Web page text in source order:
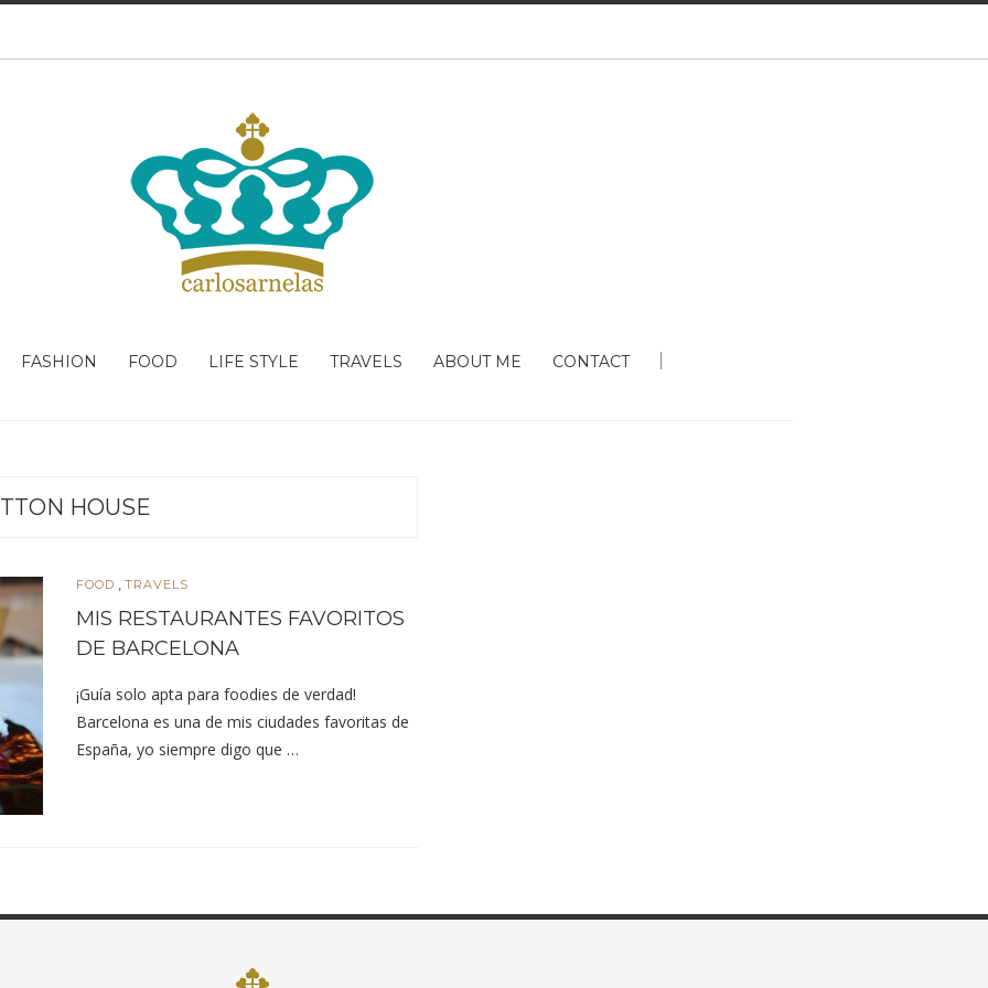
FASHION FOOD LIFE STYLE TRAVELS ABOUT ME CONTACT
HOUSE
FOOD TRAVELS
MIS RESTAURANTES FAVORITOS
DE BARCELONA
¡Guía solo apta para foodies de verdad!
Barcelona es una de mis ciudades favoritas de
España, yo siempre digo que …